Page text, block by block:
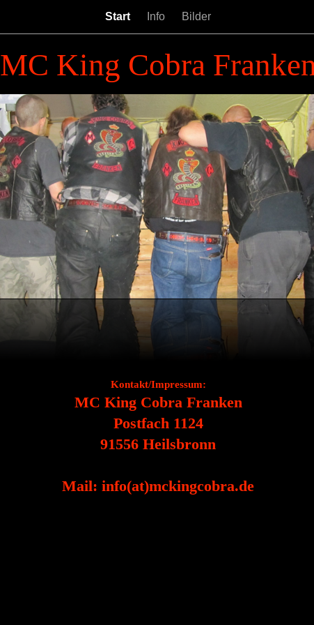
Start Info Bilder
MC King Cobra
Kontakt/Impressum:
MC King Cobra Franken
Postfach 1124
91556 Heilsbronn
Mail: info(at)mckingcobra.de